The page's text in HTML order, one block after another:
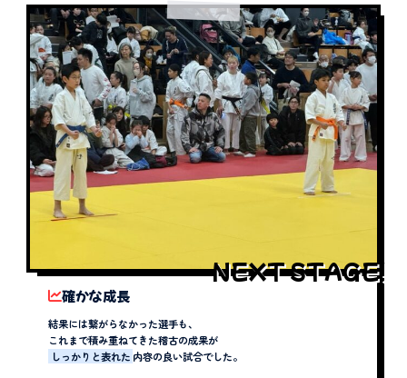
確かな成長
結果には繋がらなかった選手も、
これまで積み重ねてきた稽古の成果が
しっかりと表れた 内容の良い試合でした。
NEXT STAGE!